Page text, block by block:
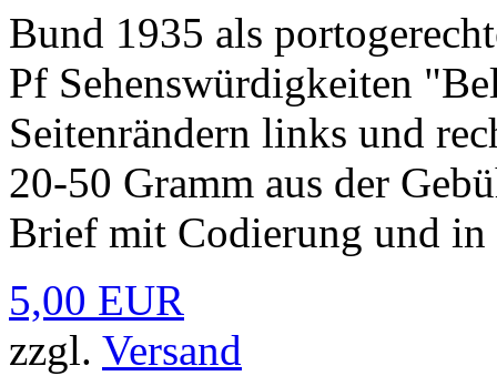
Bund 1935 als
Pf Sehenswürdigkeiten
Seitenrändern links und
20-50 Gramm aus der
Brief mit Codierung und
5,00 EUR
zzgl. Versand